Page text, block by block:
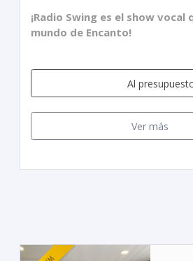
¡Radio Swing es el show vocal
mundo de Encanto!
Al
Ver más